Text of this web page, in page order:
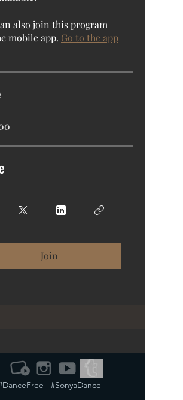
also join this program
mobile app. Go to the app
Join
#SonyaDance